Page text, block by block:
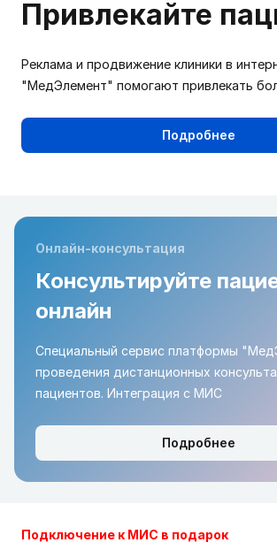
Привлекайте
Реклама и продвижение клиники в
"МедЭлемент" помогают привлекать
Подробнее
Онлайн-консультация
Консультируйте
онлайн
Специальный сервис платформы
проведения дистанционных
пациентов. Интеграция с МИС
Подробнее
Подключение к МИС в подарок